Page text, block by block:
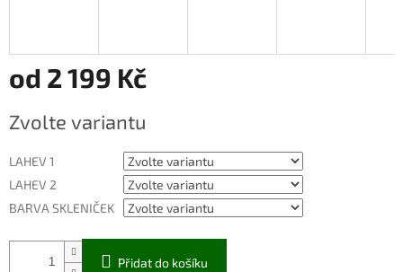
od 2 199 Kč
cena:
Zvolte variantu
LAHEV 1
LAHEV 2
BARVA SKLENIČEK
Přidat do košíku